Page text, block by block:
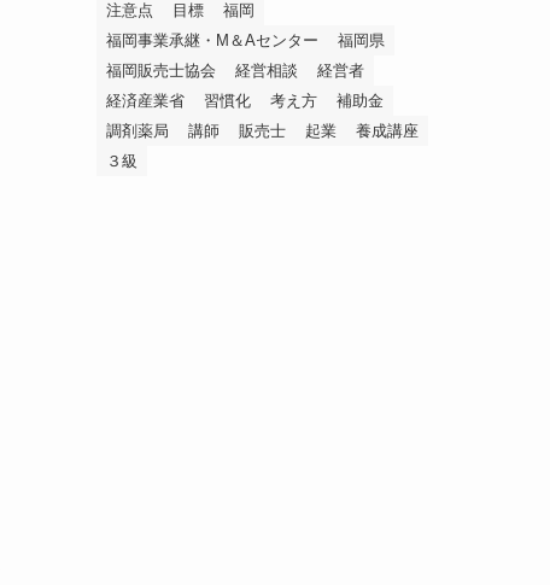
注意点
目標
福岡
福岡事業承継・M＆Aセンター
福岡県
福岡販売士協会
経営相談
経営者
経済産業省
習慣化 考え方
補助金
調剤薬局
講師 販売士 起業
養成講座
３級